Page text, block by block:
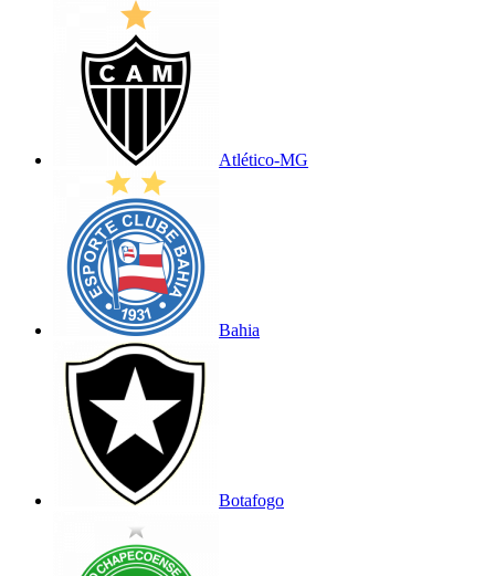
Atlético-MG
Bahia
Botafogo